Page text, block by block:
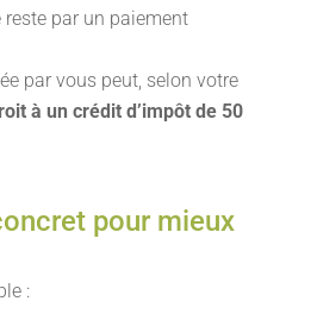
par un paiement
par vous peut, selon votre
à un crédit d’impôt de 50
pour mieux
: